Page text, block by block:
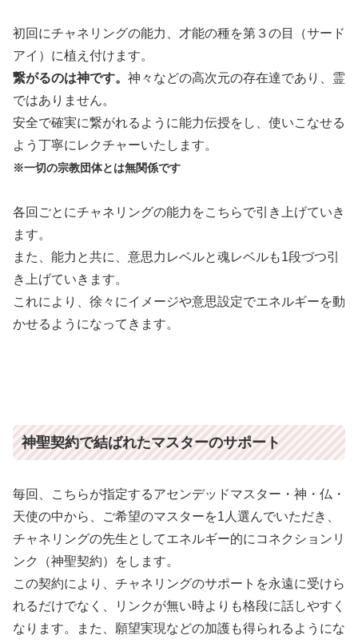
初回にチャネリングの能力、才能の種を第３の目（サード
アイ）に植え付けます。
繋がるのは神です。 神々などの高次元の存在達であり、霊
ではありません。
安全で確実に繋がれるように能力伝授をし、使いこなせる
よう丁寧にレクチャーいたします。
※一切の宗教団体とは無関係です
各回ごとにチャネリングの能力をこちらで引き上げていき
ます。
また、能力と共に、意思力レベルと魂レベルも1段づつ引
き上げていきます。
これにより、徐々にイメージや意思設定でエネルギーを動
かせるようになってきます。
神聖契約で結ばれたマスターのサポート
毎回、こちらが指定するアセンデッドマスター・神・仏・
天使の中から、ご希望のマスターを1人選んでいただき、
チャネリングの先生としてエネルギー的にコネクションリ
ンク（神聖契約）をします。
この契約により、チャネリングのサポートを永遠に受けら
れるだけでなく、リンクが無い時よりも格段に話しやすく
なります。また、願望実現などの加護も得られるようにな